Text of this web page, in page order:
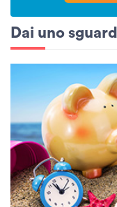
Dai uno